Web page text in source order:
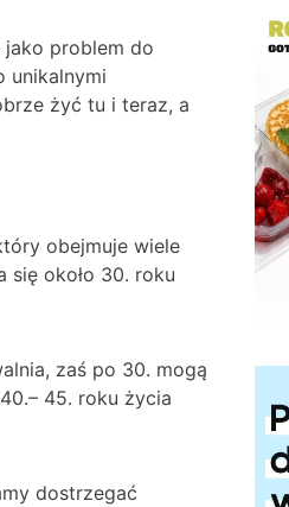
problem do
unikalnymi
żyć tu i teraz, a
obejmuje wiele
się około 30. roku
zaś po 30. mogą
45. roku życia
dostrzegać